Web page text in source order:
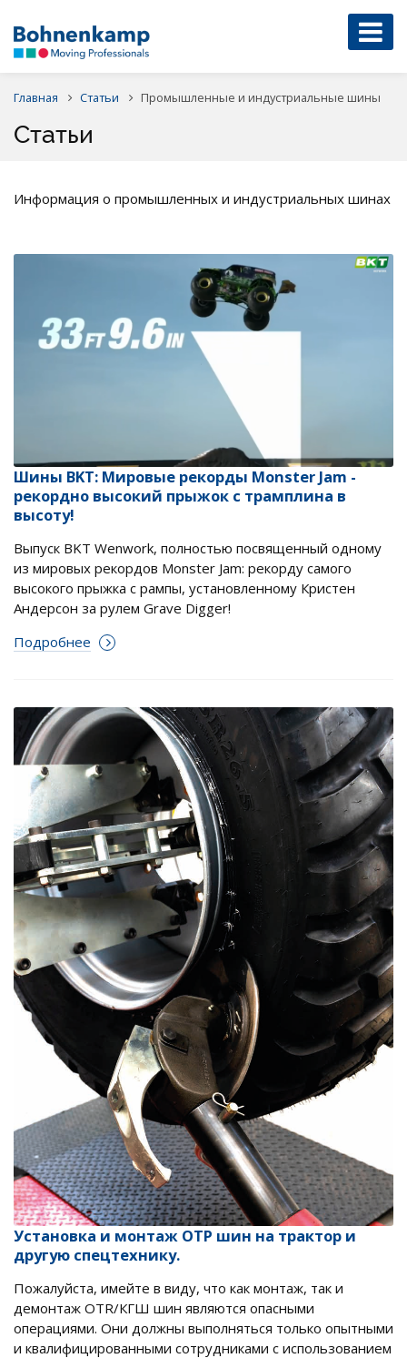
Главная Статьи Промышленные и индустриальные шины
Статьи
Информация о промышленных и индустриальных шинах
Шины BKT: Мировые рекорды Monster Jam -
рекордно высокий прыжок с трамплина в
высоту!
Выпуск BKT Wenwork, полностью посвященный одному
из мировых рекордов Monster Jam: рекорду самого
высокого прыжка с рампы, установленному Кристен
Андерсон за рулем Grave Digger!
Подробнее
Установка и монтаж ОТР шин на трактор и
другую спецтехнику.
Пожалуйста, имейте в виду, что как монтаж, так и
демонтаж OTR/КГШ шин являются опасными
операциями. Они должны выполняться только опытными
и квалифицированными сотрудниками с использованием